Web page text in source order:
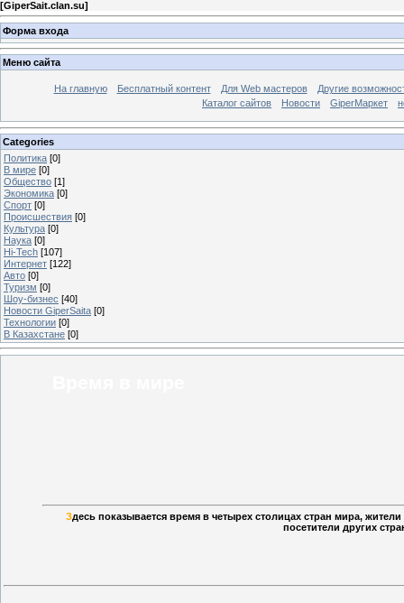
[GiperSait.clan.su]
Форма входа
Меню сайта
На главную Бесплатный контент Для Web мастеров
Другие
Каталог сайтов
Новости GiperМаркет
Categories
Политика [0]
В мире [0]
Общество [1]
Экономика [0]
Спорт [0]
Происшествия [0]
Культура [0]
Наука [0]
Hi-Tech [107]
Интернет [122]
Авто [0]
Туризм [0]
Шоу-бизнес [40]
Новости GiperSaita [0]
Технологии [0]
В Казахстане [0]
Здесь показывается время в четырех столицах стран мира,
посетители других